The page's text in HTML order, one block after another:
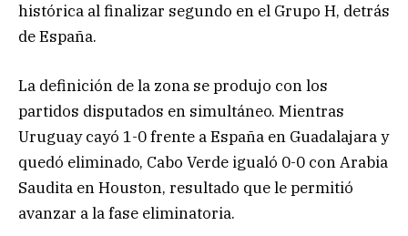
histórica al finalizar segundo en el Grupo H, detrás
de España.
La definición de la zona se produjo con los
partidos disputados en simultáneo. Mientras
Uruguay cayó 1-0 frente a España en Guadalajara y
quedó eliminado, Cabo Verde igualó 0-0 con Arabia
Saudita en Houston, resultado que le permitió
avanzar a la fase eliminatoria.